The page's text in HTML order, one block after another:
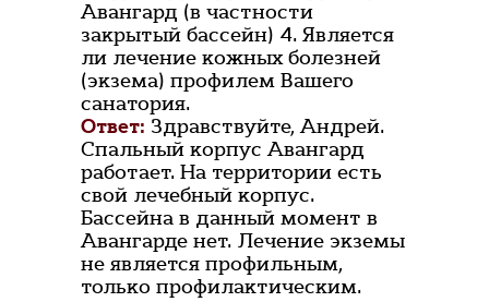
Авангард (в частности
закрытый бассейн) 4. Является
ли лечение кожных болезней
(экзема) профилем Вашего
санатория.
Ответ: Здравствуйте, Андрей.
Спальный корпус Авангард
работает. На территории есть
свой лечебный корпус.
Бассейна в данный момент в
Авангарде нет. Лечение экземы
не является профильным,
только профилактическим.